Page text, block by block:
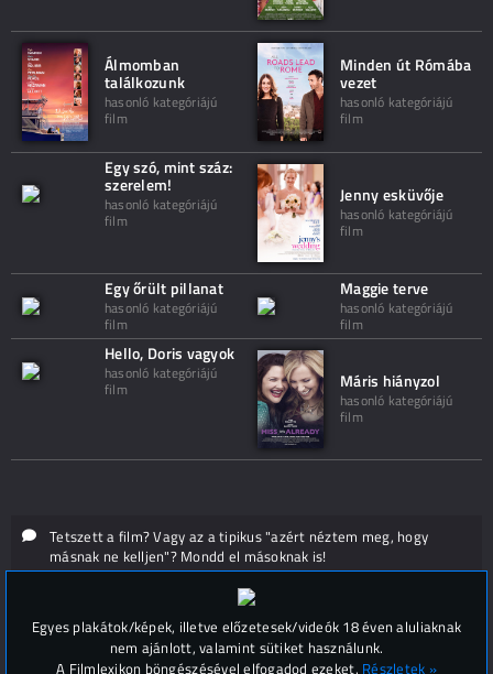
Álmomban
találkozunk
hasonló kategóriájú
film
Minden út Rómába
vezet
hasonló kategóriájú
film
Egy szó, mint száz:
szerelem!
hasonló kategóriájú
film
Jenny esküvője
hasonló kategóriájú
film
Egy őrült pillanat
hasonló kategóriájú
film
Maggie terve
hasonló kategóriájú
film
Hello, Doris vagyok
hasonló kategóriájú
film Máris hiányzol
hasonló kategóriájú
film
Tetszett a film? Vagy az a tipikus "azért néztem meg, hogy
másnak ne kelljen"? Mondd el másoknak is!
Hozzászólások (
Egyes plakátok/képek, illetve előzetesek/videók 18 éven aluliaknak
nem ajánlott, valamint sütiket használunk.
A Filmlexikon böngészésével elfogadod ezeket. Részletek »